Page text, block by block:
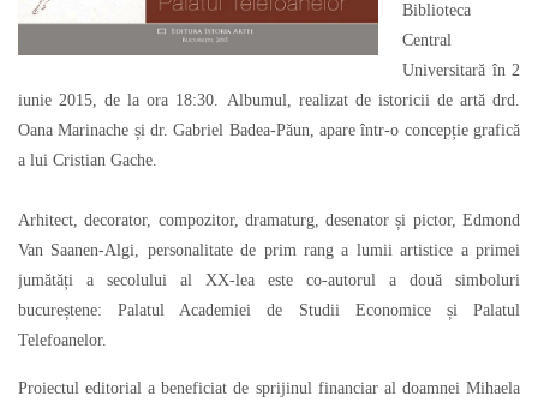
Biblioteca
Central
Universitară în 2
iunie 2015, de la ora 18:30. Albumul, realizat de istoricii de artă drd.
Oana Marinache și dr. Gabriel Badea-Păun, apare într-o concepție grafică
a lui Cristian Gache.
Arhitect, decorator, compozitor, dramaturg, desenator și pictor, Edmond
Van Saanen-Algi, personalitate de prim rang a lumii artistice a primei
jumătăți a secolului al XX-lea este co-autorul a două simboluri
bucureștene: Palatul Academiei de Studii Economice și Palatul
Telefoanelor.
Proiectul editorial a beneficiat de sprijinul financiar al doamnei Mihaela